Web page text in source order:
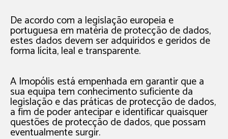
De acordo com a legislação europeia e
portuguesa em matéria de protecção de dados,
estes dados devem ser adquiridos e geridos de
forma lícita, leal e transparente.
A Imopólis está empenhada em garantir que a
sua equipa tem conhecimento suficiente da
legislação e das práticas de protecção de dados,
a fim de poder antecipar e identificar quaisquer
questões de protecção de dados, que possam
eventualmente surgir.